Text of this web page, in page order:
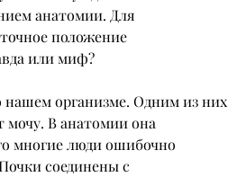
анатомии. Для
положение
или миф?
организме. Одним из них
мочу. В анатомии она
многие люди ошибочно
соединены с